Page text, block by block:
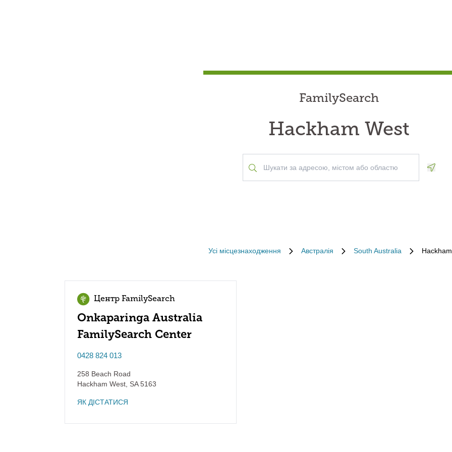
FamilySearch
Hackham West
Усі місцезнаходження Австралія South Australia
Центр FamilySearch
Onkaparinga Australia
FamilySearch Center
0428 824 013
258 Beach Road
Hackham West SA5163
ЯК ДІСТАТИСЯ